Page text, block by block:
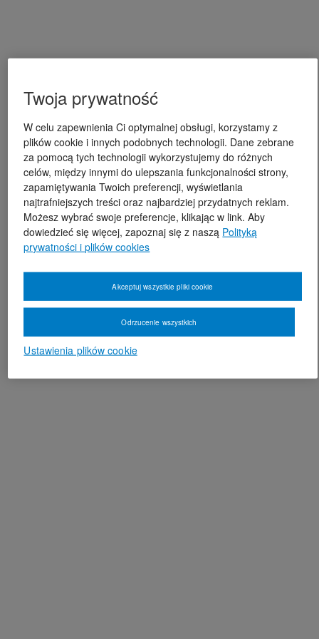
Twoja prywatność
W celu zapewnienia Ci optymalnej obsługi, korzystamy z
plików cookie i innych podobnych technologii. Dane zebrane
za pomocą tych technologii wykorzystujemy do różnych
celów, między innymi do ulepszania funkcjonalności strony,
zapamiętywania Twoich preferencji, wyświetlania
najtrafniejszych treści oraz najbardziej przydatnych reklam.
Możesz wybrać swoje preferencje, klikając w link. Aby
dowiedzieć się więcej, zapoznaj się z naszą Polityką
prywatności i plików cookies
Ustawienia plików cookie
Odrzucenie wszystkich
Akceptuj wszystkie pliki cookie